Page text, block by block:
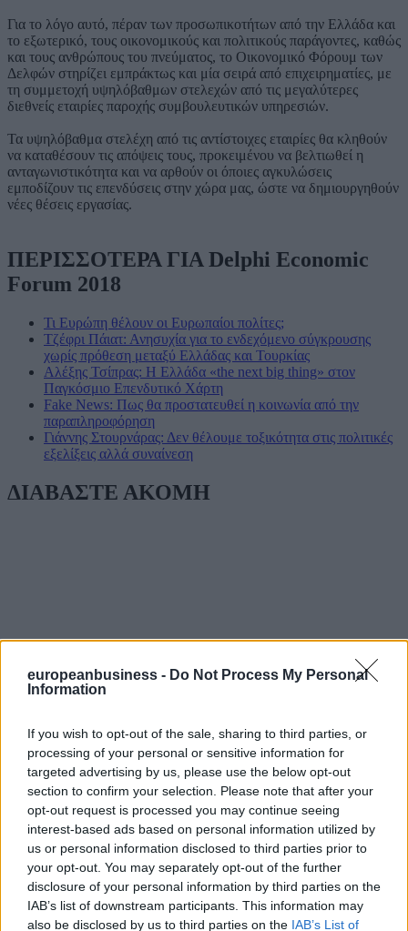
europeanbusiness - Do Not Process My Personal
Information
If you wish to opt-out of the sale, sharing to third parties, or
processing of your personal or sensitive information for
targeted advertising by us, please use the below opt-out
section to confirm your selection. Please note that after your
opt-out request is processed you may continue seeing
interest-based ads based on personal information utilized by
us or personal information disclosed to third parties prior to
your opt-out. You may separately opt-out of the further
disclosure of your personal information by third parties on the
IAB’s list of downstream participants. This information may
also be disclosed by us to third parties on the IAB’s List of
Για το λόγο αυτό, πέραν των προσωπικοτήτων από την Ελλάδα και
το εξωτερικό, τους οικονομικούς και πολιτικούς παράγοντες, καθώς
και τους ανθρώπους του πνεύματος, το Οικονομικό Φόρουμ των
Δελφών στηρίζει εμπράκτως και μία σειρά από επιχειρηματίες, με
τη συμμετοχή υψηλόβαθμων στελεχών από τις μεγαλύτερες
διεθνείς εταιρίες παροχής συμβουλευτικών υπηρεσιών.
Τα υψηλόβαθμα στελέχη από τις αντίστοιχες εταιρίες θα κληθούν
να καταθέσουν τις απόψεις τους, προκειμένου να βελτιωθεί η
ανταγωνιστικότητα και να αρθούν οι όποιες αγκυλώσεις
εμποδίζουν τις επενδύσεις στην χώρα μας, ώστε να δημιουργηθούν
νέες θέσεις εργασίας.
ΠΕΡΙΣΣΟΤΕΡΑ ΓΙΑ Delphi Economic
Forum 2018
Τι Ευρώπη θέλουν οι Ευρωπαίοι πολίτες;
Τζέφρι Πάιατ: Ανησυχία για το ενδεχόμενο σύγκρουσης
χωρίς πρόθεση μεταξύ Ελλάδας και Τουρκίας
Αλέξης Τσίπρας: Η Ελλάδα «the next big thing» στον
Παγκόσμιο Επενδυτικό Χάρτη
Fake News: Πως θα προστατευθεί η κοινωνία από την
παραπληροφόρηση
Γιάννης Στουρνάρας: Δεν θέλουμε τοξικότητα στις πολιτικές
εξελίξεις αλλά συναίνεση
ΔΙΑΒΑΣΤΕ ΑΚΟΜΗ